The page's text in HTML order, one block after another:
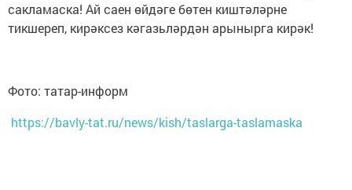
сакламаска! Ай саен өйдәге бөтен киштәләрне
тикшереп, кирәксез кәгазьләрдән арынырга кирәк!
Фото: татар-информ
https://bavly-tat.ru/news/kish/taslarga-taslamaska